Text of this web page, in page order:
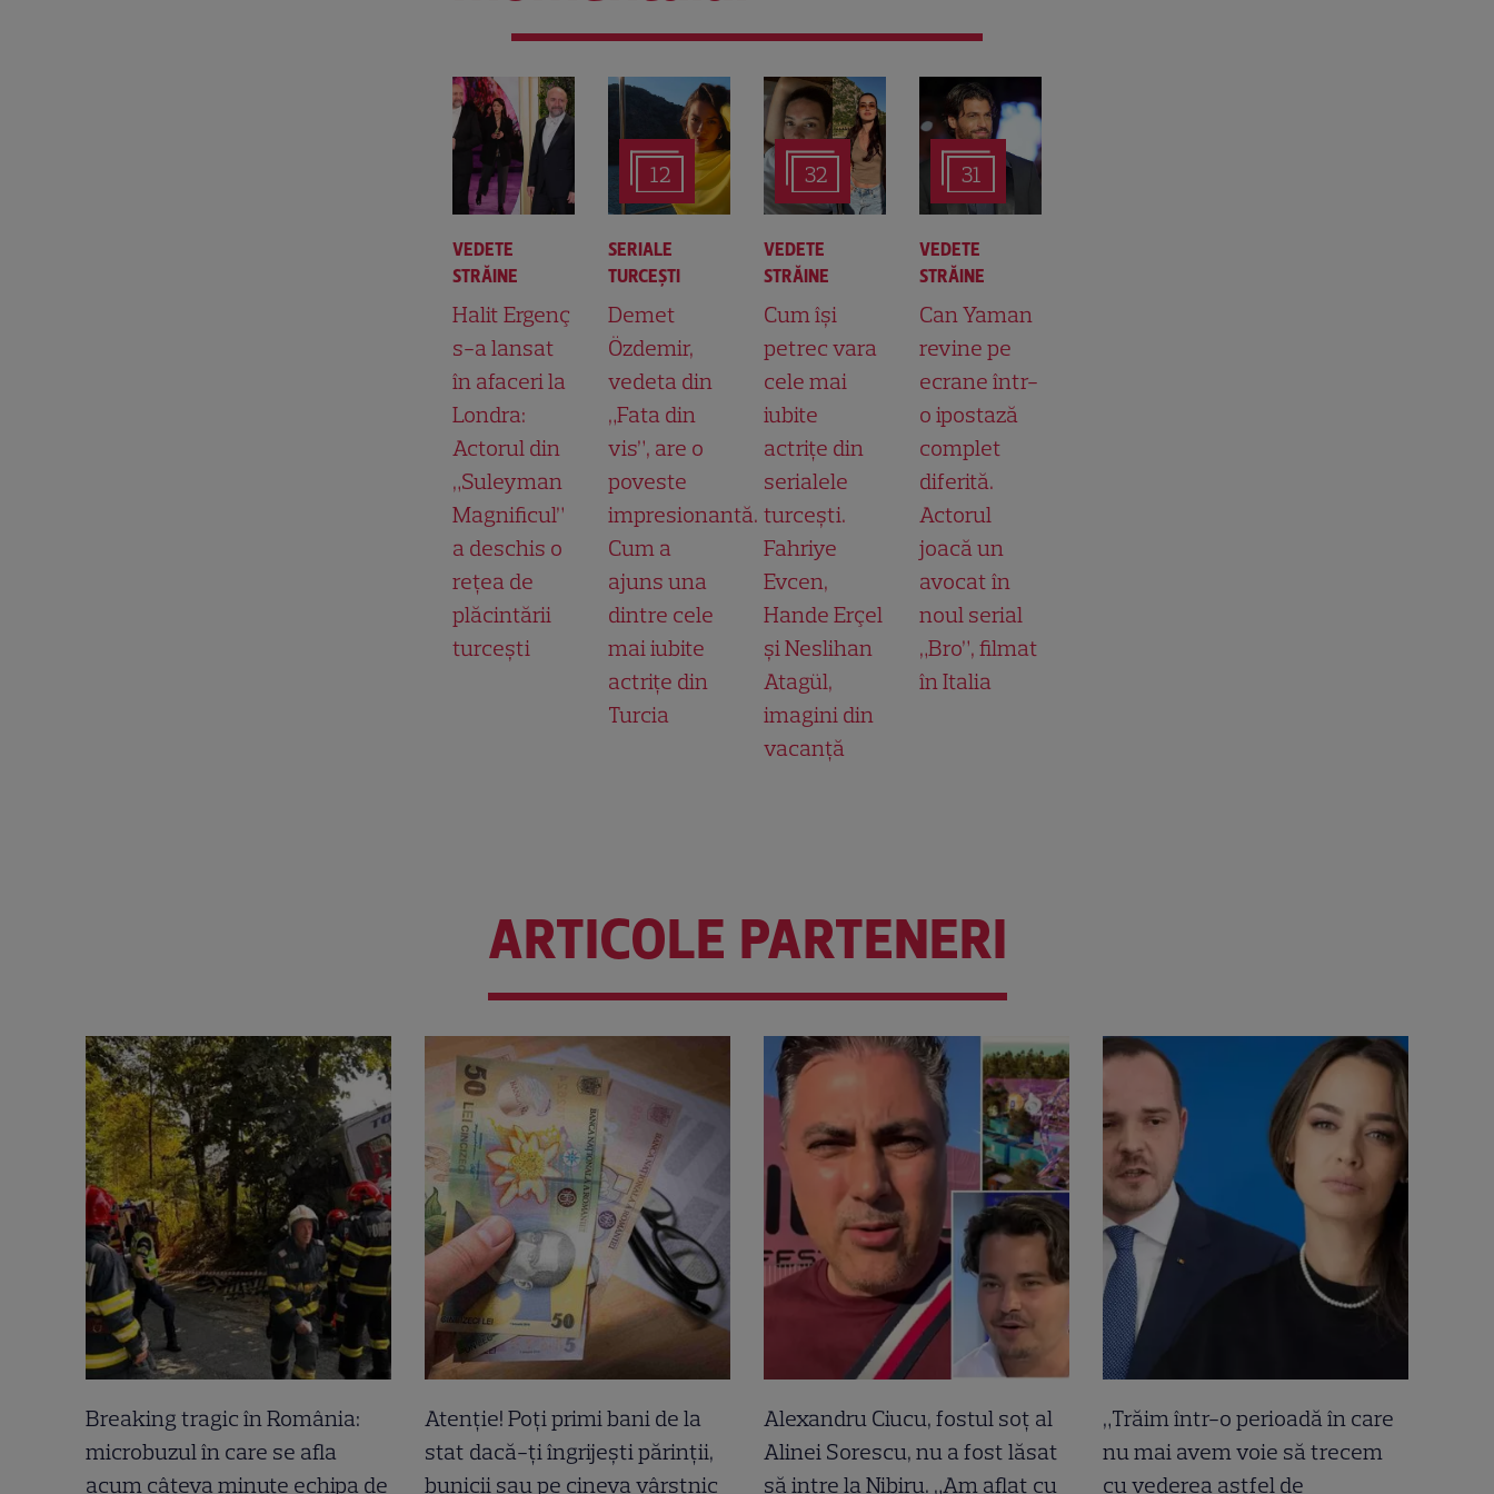
VEDETE
STRĂINE
Halit Ergenç
s-a lansat
în afaceri la
Londra:
Actorul din
„Suleyman
Magnificul”
a deschis o
rețea de
plăcintării
turcești
12
SERIALE
TURCEŞTI
Demet
Özdemir,
vedeta din
„Fata din
vis”, are o
poveste
impresionantă.
Cum a
ajuns una
dintre cele
mai iubite
actrițe din
Turcia
32
VEDETE
STRĂINE
Cum își
petrec vara
cele mai
iubite
actrițe din
serialele
turcești.
Fahriye
Evcen,
Hande Erçel
și Neslihan
Atagül,
imagini din
vacanță
31
VEDETE
STRĂINE
Can Yaman
revine pe
ecrane într-
o ipostază
complet
diferită.
Actorul
joacă un
avocat în
noul serial
„Bro”, filmat
în Italia
ARTICOLE PARTENERI
Breaking tragic în România:
microbuzul în care se afla
acum câteva minute echipa de
Atenție! Poți primi bani de la
stat dacă-ți îngrijești părinții,
bunicii sau pe cineva vârstnic
Alexandru Ciucu, fostul soț al
Alinei Sorescu, nu a fost lăsat
să intre la Nibiru. „Am aflat cu
„Trăim într-o perioadă în care
nu mai avem voie să trecem
cu vederea astfel de